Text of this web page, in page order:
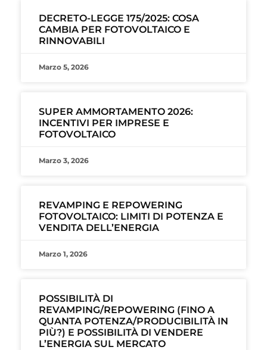
DECRETO-LEGGE 175/2025: COSA
CAMBIA PER FOTOVOLTAICO E
RINNOVABILI
Marzo 5, 2026
SUPER AMMORTAMENTO 2026:
INCENTIVI PER IMPRESE E
FOTOVOLTAICO
Marzo 3, 2026
REVAMPING E REPOWERING
FOTOVOLTAICO: LIMITI DI POTENZA E
VENDITA DELL’ENERGIA
Marzo 1, 2026
POSSIBILITÀ DI
REVAMPING/REPOWERING (FINO A
QUANTA POTENZA/PRODUCIBILITÀ IN
PIÙ?) E POSSIBILITÀ DI VENDERE
L’ENERGIA SUL MERCATO